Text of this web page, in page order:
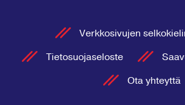
Verkkosivujen
Tietosuojaseloste
Ota yhteyttä